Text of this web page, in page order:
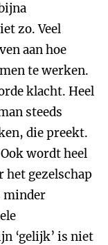
zo. Veel
aan hoe
te werken.
klacht. Heel
steeds
die preekt.
wordt heel
het gezelschap
minder
‘gelijk’ is niet